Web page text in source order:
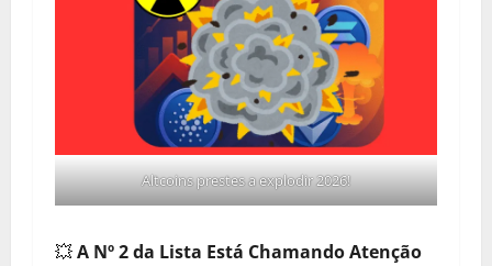
Altcoins prestes a explodir 2026!
💥A Nº 2 da Lista Está Chamando Atenção